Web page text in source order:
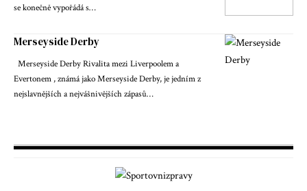
se konečně vypořádá s…
Merseyside Derby
Merseyside Derby Rivalita mezi Liverpoolem a
Evertonem , známá jako Merseyside Derby, je jedním z
nejslavnějších a nejvášnivějších zápasů…